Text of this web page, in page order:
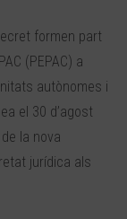
formen part
(PEPAC) a
autònomes i
el 30 d’agost
la nova
jurídica als